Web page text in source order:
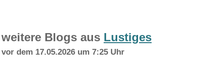
weitere Blogs aus Lustiges
vor dem 17.05.2026 um 7:25 Uhr